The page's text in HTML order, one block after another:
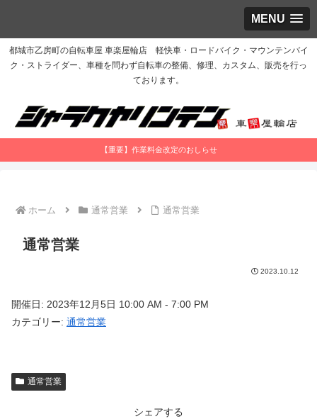
MENU
都城市乙房町の自転車屋 車楽屋輪店 軽快車・ロードバイク・マウンテンバイ
ク・ストライダー、車種を問わず自転車の整備、修理、カスタム、販売を行っ
ております。
【重要】作業料金改定のおしらせ
ホーム 通常営業 通常営業
通常営業
2023.10.12
開催日: 2023年12月5日 10:00 AM - 7:00 PM
カテゴリー: 通常営業
通常営業
シェアする